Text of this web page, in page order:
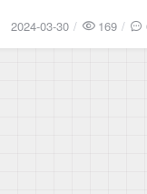
2024-03-30 169